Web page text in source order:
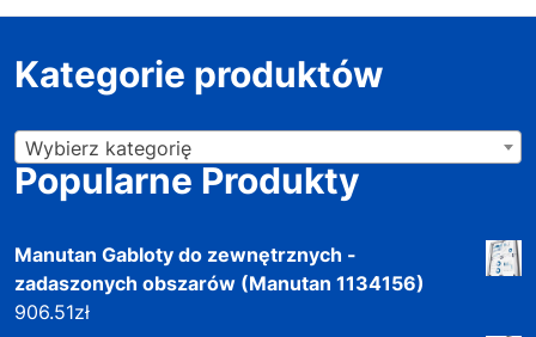
Kategorie produktów
Wybierz kategorię
Popularne Produkty
Manutan Gabloty do zewnętrznych -
zadaszonych obszarów (Manutan 1134156)
906.51zł